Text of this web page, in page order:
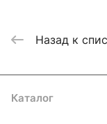
Назад к
Каталог